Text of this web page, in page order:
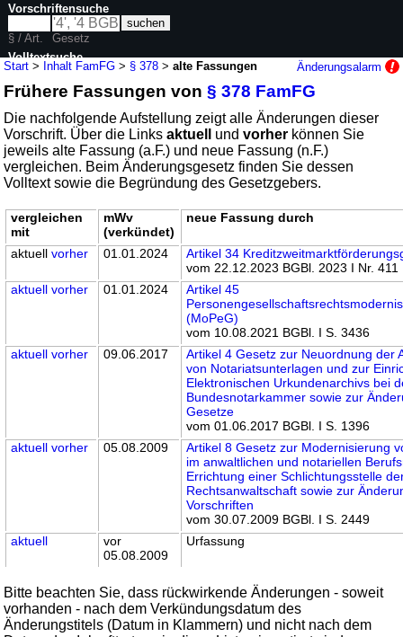
Start > Inhalt FamFG > § 378 >alte Fassungen Änderungsalarm
Frühere Fassungen von§ 378 FamFG
Die nachfolgende Aufstellung zeigt alle Änderungen dieser
Vorschrift. Über die Linksaktuell undvorher können Sie
jeweils alte Fassung (a.F.) und neue Fassung (n.F.)
vergleichen. Beim Änderungsgesetz finden Sie dessen
Volltext sowie die Begründung des Gesetzgebers.
vergleichen
mit
mWv
(verkündet)
neue Fassung durch
aktuellvorher 01.01.2024
Artikel 34
vom 22.12.2023 BGBl. 2023 I Nr. 411
aktuell vorher 01.01.2024
Artikel 45
(MoPeG)
vom 10.08.2021 BGBl. I S. 3436
aktuell vorher 09.06.2017
Artikel 4 Gesetz zur Neuordnung der
von Notariatsunterlagen und zur
Elektronischen Urkundenarchivs bei
Bundesnotarkammer sowie zur
Gesetze
vom 01.06.2017 BGBl. I S. 1396
aktuell vorher 05.08.2009
Artikel 8 Gesetz zur Modernisierung
im anwaltlichen und notariellen
Errichtung einer Schlichtungsstelle
Rechtsanwaltschaft sowie zur
Vorschriften
vom 30.07.2009 BGBl. I S. 2449
aktuell
vor
05.08.2009
Urfassung
Bitte beachten Sie, dass rückwirkende Änderungen - soweit
vorhanden - nach dem Verkündungsdatum des
Änderungstitels (Datum in Klammern) und nicht nach dem
Vorschriftensuche
§ / Art.
Gesetz
Volltextsuche
nur in FamFG